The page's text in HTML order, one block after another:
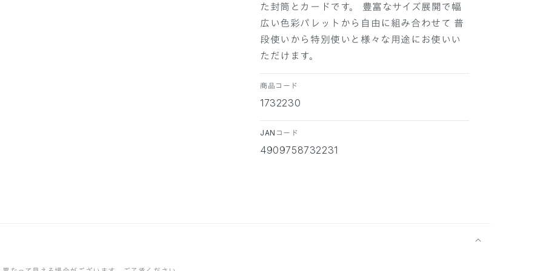
た封筒とカードです。 豊富なサイズ展開で幅
広い色彩パレットから自由に組み合わせて 普
段使いから特別使いと様々な用途にお使いい
ただけます。
商品コード
1732230
JANコード
4909758732231